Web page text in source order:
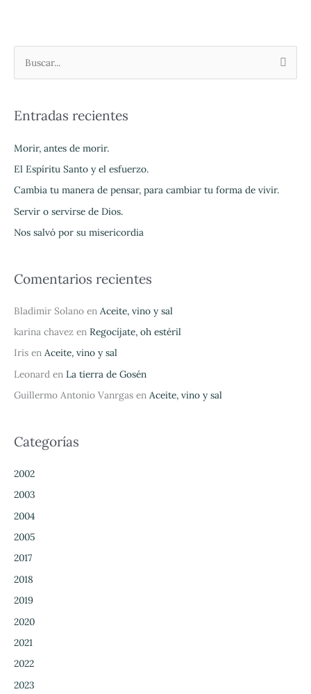
u
c
o
r
:
Entradas recientes
Morir, antes de morir.
El Espíritu Santo y el esfuerzo.
Cambia tu manera de pensar, para cambiar tu forma de vivir.
Servir o servirse de Dios.
Nos salvó por su misericordia
Comentarios recientes
Bladimir Solano en Aceite, vino y sal
karina chavez en Regocíjate, oh estéril
Iris en Aceite, vino y sal
Leonard en La tierra de Gosén
Guillermo Antonio Vanrgas en Aceite, vino y sal
Categorías
2002
2003
2004
2005
2017
2018
2019
2020
2021
2022
2023